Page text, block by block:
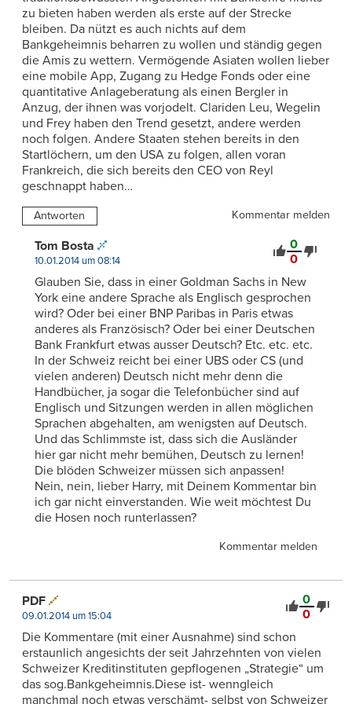
zu bieten haben werden als erste auf der Strecke
bleiben. Da nützt es auch nichts auf dem
Bankgeheimnis beharren zu wollen und ständig gegen
die Amis zu wettern. Vermögende Asiaten wollen lieber
eine mobile App, Zugang zu Hedge Fonds oder eine
quantitative Anlageberatung als einen Bergler in
Anzug, der ihnen was vorjodelt. Clariden Leu, Wegelin
und Frey haben den Trend gesetzt, andere werden
noch folgen. Andere Staaten stehen bereits in den
Startlöchern, um den USA zu folgen, allen voran
Frankreich, die sich bereits den CEO von Reyl
geschnappt haben…
Antworten Kommentar melden
0
0
Tom Bosta
10.01.2014 um 08:14
Glauben Sie, dass in einer Goldman Sachs in New
York eine andere Sprache als Englisch gesprochen
wird? Oder bei einer BNP Paribas in Paris etwas
anderes als Französisch? Oder bei einer Deutschen
Bank Frankfurt etwas ausser Deutsch? Etc. etc. etc.
In der Schweiz reicht bei einer UBS oder CS (und
vielen anderen) Deutsch nicht mehr denn die
Handbücher, ja sogar die Telefonbücher sind auf
Englisch und Sitzungen werden in allen möglichen
Sprachen abgehalten, am wenigsten auf Deutsch.
Und das Schlimmste ist, dass sich die Ausländer
hier gar nicht mehr bemühen, Deutsch zu lernen!
Die blöden Schweizer müssen sich anpassen!
Nein, nein, lieber Harry, mit Deinem Kommentar bin
ich gar nicht einverstanden. Wie weit möchtest Du
die Hosen noch runterlassen?
Kommentar melden
0
0
PDF
09.01.2014 um 15:04
Die Kommentare (mit einer Ausnahme) sind schon
erstaunlich angesichts der seit Jahrzehnten von vielen
Schweizer Kreditinstituten gepflogenen „Strategie“ um
das sog.Bankgeheimnis.Diese ist- wenngleich
manchmal noch etwas verschämt- selbst von Schweizer